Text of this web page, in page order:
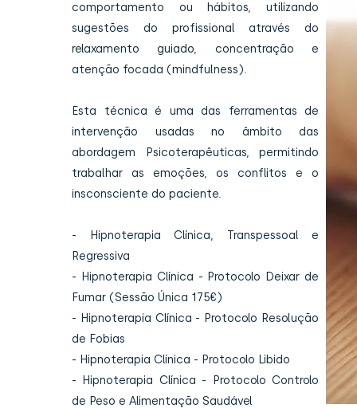
comportamento ou hábitos, utilizando
sugestões do profissional através do
relaxamento guiado, concentração e
atenção focada (mindfulness).
Esta técnica é uma das ferramentas de
intervenção usadas no âmbito das
abordagem Psicoterapêuticas, permitindo
trabalhar as emoções, os conflitos e o
insconsciente do paciente.
- Hipnoterapia Clínica, Transpessoal e
Regressiva
- Hipnoterapia Clínica - Protocolo Deixar de
Fumar (Sessão Única 175€)
- Hipnoterapia Clínica - Protocolo Resolução
de Fobias
- Hipnoterapia Clínica - Protocolo Libido
- Hipnoterapia Clínica - Protocolo Controlo
de Peso e Alimentação Saudável